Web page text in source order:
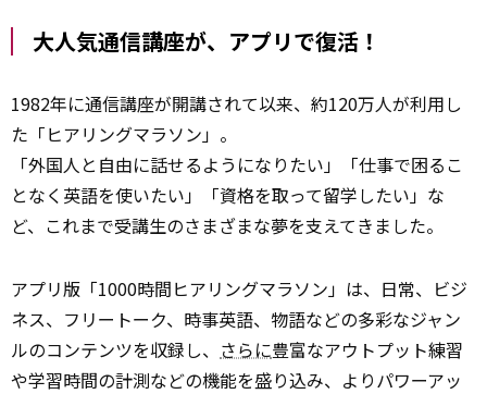
大人気通信講座が、アプリで復活！
1982年に通信講座が開講されて以来、約120万人が利用し
た「ヒアリングマラソン」。
「外国人と自由に話せるようになりたい」「仕事で困るこ
となく英語を使いたい」「資格を取って留学したい」な
ど、これまで受講生のさまざまな夢を支えてきました。
アプリ版「1000時間ヒアリングマラソン」は、日常、ビジ
ネス、フリートーク、時事英語、物語などの多彩なジャン
ルのコンテンツを収録し、 さらに豊富なアウトプット練習
や学習時間の計測などの機能を盛り込み、よりパワーアッ